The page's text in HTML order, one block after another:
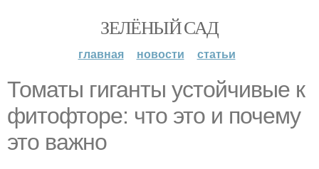
ЗЕЛЁНЫЙ САД
главная новости статьи
Томаты гиганты устойчивые к
фитофторе: что это и почему
это важно